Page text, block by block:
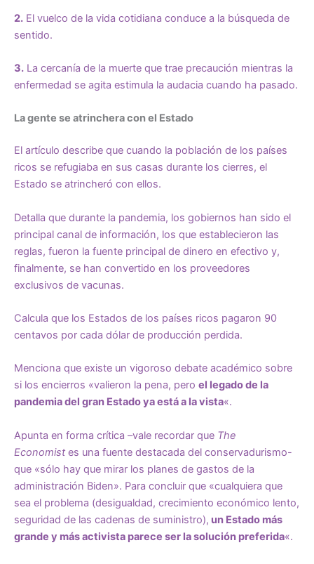
2. El vuelco de la vida cotidiana conduce a la búsqueda de
sentido.
3. La cercanía de la muerte que trae precaución mientras la
enfermedad se agita estimula la audacia cuando ha pasado.
La gente se atrinchera con el Estado
El artículo describe que cuando la población de los países
ricos se refugiaba en sus casas durante los cierres, el
Estado se atrincheró con ellos.
Detalla que durante la pandemia, los gobiernos han sido el
principal canal de información, los que establecieron las
reglas, fueron la fuente principal de dinero en efectivo y,
finalmente, se han convertido en los proveedores
exclusivos de vacunas.
Calcula que los Estados de los países ricos pagaron 90
centavos por cada dólar de producción perdida.
Menciona que existe un vigoroso debate académico sobre
si los encierros «valieron la pena, pero el legado de la
pandemia del gran Estado ya está a la vista«.
Apunta en forma crítica –vale recordar que The
Economistes una fuente destacada del conservadurismo-
que «sólo hay que mirar los planes de gastos de la
administración Biden». Para concluir que «cualquiera que
sea el problema (desigualdad, crecimiento económico lento,
seguridad de las cadenas de suministro), un Estado más
grande y más activista parece ser la solución preferida«.